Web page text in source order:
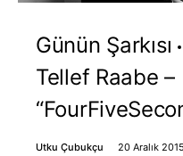
Günün Şarkısı
Tellef Raabe –
Utku Çubukçu 20 Aralık 2015